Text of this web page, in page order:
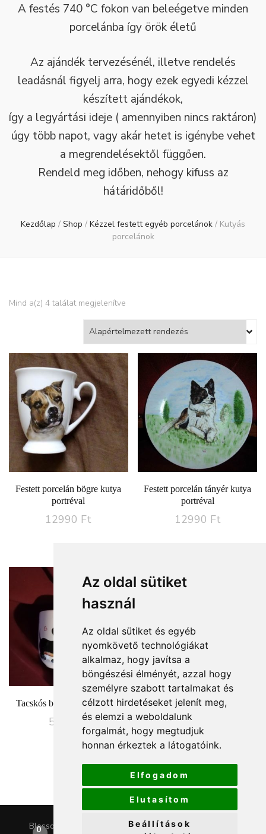
Az oldal sütiket
használ
Az oldal sütiket és egyéb
nyomkövető technológiákat
alkalmaz, hogy javítsa a
böngészési élményét, azzal hogy
személyre szabott tartalmakat és
célzott hirdetéseket jelenít meg,
és elemzi a weboldalunk
forgalmát, hogy megtudjuk
honnan érkeztek a látogatóink.
Elfogadom
Elutasítom
Beállítások
A festés 740 °C fokon van beleégetve minden
porcelánba így örök életű
Az ajándék tervezésénél, illetve rendelés
leadásnál figyelj arra, hogy ezek egyedi kézzel
készített ajándékok,
így a legyártási ideje ( amennyiben nincs raktáron)
úgy több napot, vagy akár hetet is igénybe vehet
a megrendelésektől függően.
Rendeld meg időben, nehogy kifuss az
hátáridőből!
Kezdőlap / Shop / Kézzel festett egyéb porcelánok / Kutyás
porcelánok
Mind a(z) 4 találat megjelenítve
Festett porcelán bögre kutya
portréval
12990 Ft
Festett porcelán tányér kutya
portréval
12990 Ft
Tacskós bögre kézzel festve
5990 Ft
Tacskós porcelszett kézzel
festve
11490
Blossom Chic | FejlesztetteBlossom Themes
0